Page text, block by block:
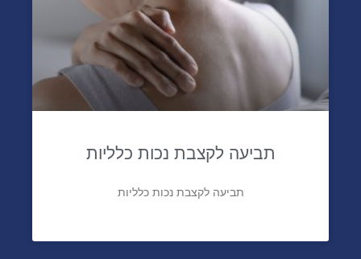
תביעה לקצבת נכות כלליות
תביעה לקצבת נכות כלליות